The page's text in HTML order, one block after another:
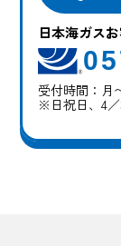
日本海ガス
受付時間：月
※日祝日、4／